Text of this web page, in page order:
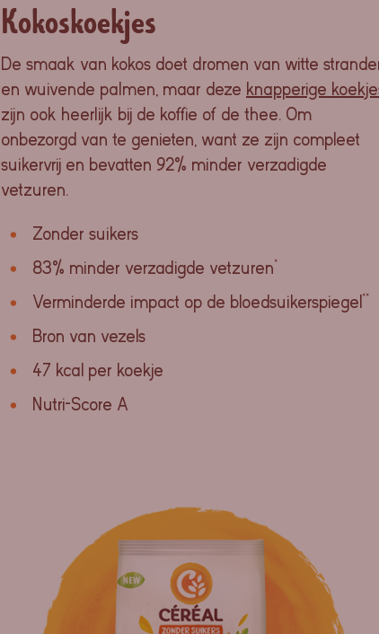
Kokoskoekjes
De smaak van kokos doet dromen van witte
en wuivende palmen, maar deze knapperige
zijn ook heerlijk bij de koffie of de thee. Om
onbezorgd van te genieten, want ze zijn compleet
suikervrij en bevatten 92% minder verzadigde
vetzuren.
Zonder suikers
83% minder verzadigde vetzuren*
Verminderde impact op de bloedsuikerspiegel**
Bron van vezels
47 kcal per koekje
Nutri-Score A